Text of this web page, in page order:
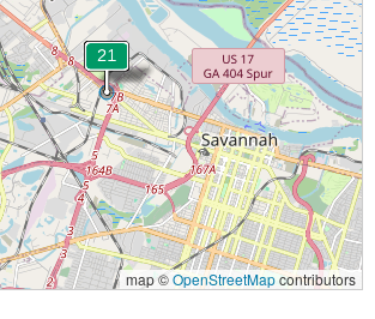
map ©OpenStreetMapcontributors